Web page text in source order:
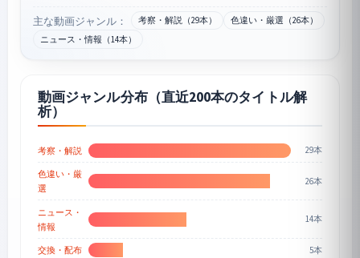
主な動画ジャンル： 考察・解説（29本）
色違い・厳選（26本）
ニュース・情報（14本）
動画ジャンル分布（直近200本のタイトル解
析）
考察・解説 29本
色違い・厳
選
26本
ニュース・
情報
14本
交換・配布 5本